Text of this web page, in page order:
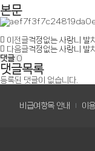
본문
이전글걱정없는 사랑니 발
다음글걱정없는 사랑니 발
댓글0
댓글목록
등록된 댓글이 없습니다.
비급여항목 안내 이